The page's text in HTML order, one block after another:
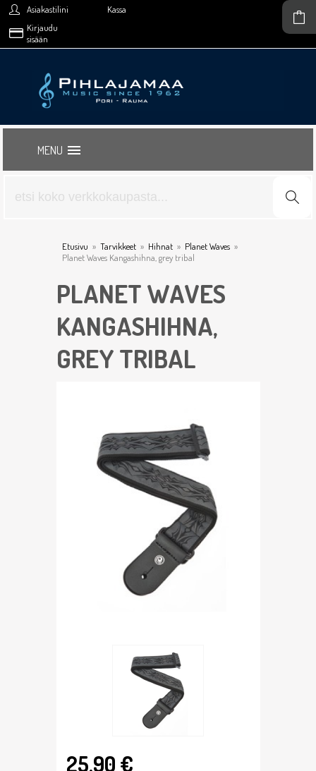
Asiakastilini
Kassa
Kirjaudu
sisään
MENU
Etusivu » Tarvikkeet » Hihnat » Planet Waves »
Planet Waves Kangashihna, grey tribal
PLANET WAVES
KANGASHIHNA,
GREY TRIBAL
25,90 €